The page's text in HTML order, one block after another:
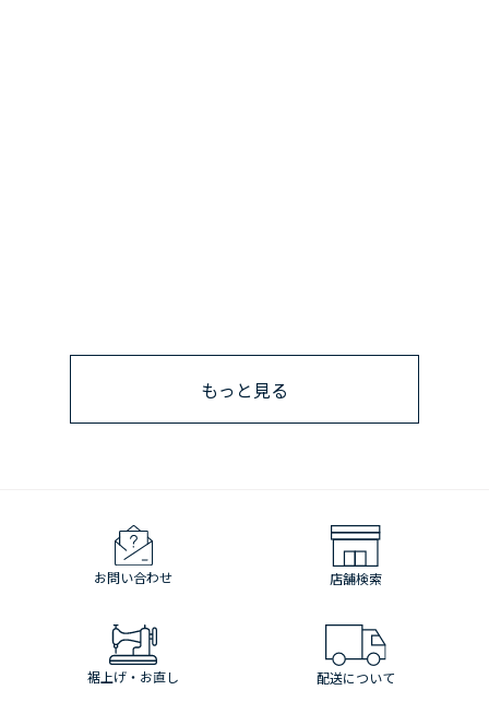
もっと見る
お問い合わせ 店舗検索
裾上げ・お直し 配送について